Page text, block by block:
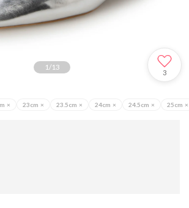
1 /13
3
× 23cm × 23.5cm × 24cm × 24.5cm × 25cm ×